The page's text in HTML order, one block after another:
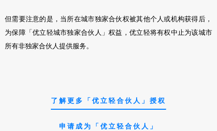
但需要注意的是，当所在城市独家合伙权被其他个人或机构获得后，
为保障「优立轻城市独家合伙人」权益，优立轻将有权中止为该城市
所有非独家合伙人提供服务。
了解更多「优立轻合伙人」授权
申请成为「优立轻合伙人」